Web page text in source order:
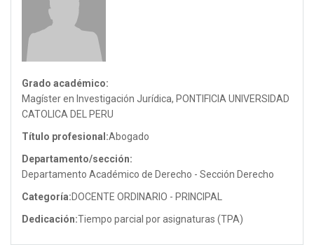
Grado académico:
Magíster en Investigación Jurídica, PONTIFICIA UNIVERSIDAD
CATOLICA DEL PERU
Título profesional:Abogado
Departamento/sección:
Departamento Académico de Derecho - Sección Derecho
Categoría:DOCENTE ORDINARIO - PRINCIPAL
Dedicación:Tiempo parcial por asignaturas (TPA)